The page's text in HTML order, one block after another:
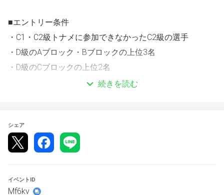
■エントリー条件
・C1・C2級トナメに参加できなかったC2級の選手
・D級のAブロック・Bブロックの上位3名
・D級のCブロックの上位2名
トの枠組みを設定した上で、組み合わせはランダムに決定
します。
例：A級4位 vs B級3位
A級3位はシードなど
続きを読む
シェア
イベントID
Mf6kv